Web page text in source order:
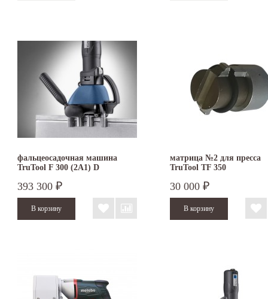
фальцеосадочная машина
TruTool F 300 (2A1) D
393 300 ₽
матрица №2 для пресса
TruTool TF 350
30 000 ₽